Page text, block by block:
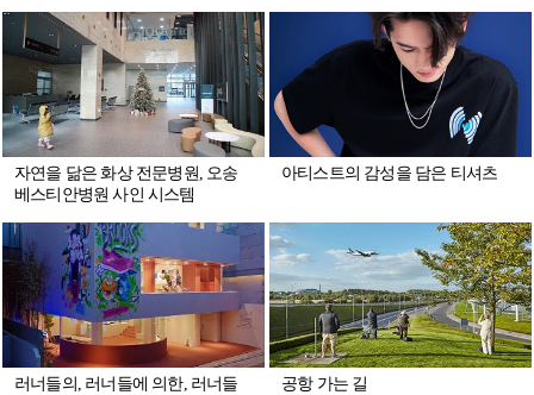
자연을 닮은 화상 전문병원, 오송
베스티안병원 사인 시스템
아티스트의 감성을 담은 티셔츠
러너들의, 러너들에 의한, 러너들
공항 가는 길